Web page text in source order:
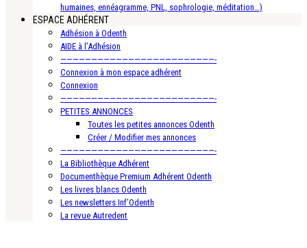
humaines, ennéagramme, PNL, sophrologie, méditation…)
ESPACE ADHÉRENT
Adhésion à Odenth
AIDE à l’Adhésion
—————————————————————————-
Connexion à mon espace adhérent
Connexion
—————————————————————————-
PETITES ANNONCES
Toutes les petites annonces Odenth
Créer / Modifier mes annonces
—————————————————————————-
La Bibliothèque Adhérent
Documenthèque Premium Adhérent Odenth
Les livres blancs Odenth
Les newsletters Inf’Odenth
La revue Autredent